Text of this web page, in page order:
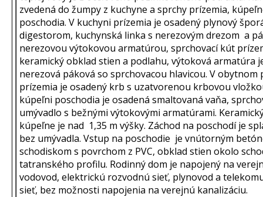
zvedená do žumpy z kuchyne a sprchy prízemia,
poschodia. V kuchyni prízemia je osadený plynový
digestorom, kuchynská linka s nerezovým drezom a
nerezovou výtokovou armatúrou, sprchovací kút
keramický obklad stien a podlahu, výtoková armatúra
nerezová páková so sprchovacou hlavicou. V obytnom
prízemia je osadený krb s uzatvorenou krbovou
kúpeľni poschodia je osadená smaltovaná vaňa,
umývadlo s bežnými výtokovými armatúrami.
kúpeľne je nad 1,35 m výšky. Záchod na poschodí je
bez umývadla. Vstup na poschodie je vnútorným
schodiskom s povrchom z PVC, obklad stien okolo
tatranského profilu. Rodinný dom je napojený na
vodovod, elektrickú rozvodnú sieť, plynovod a
sieť, bez možnosti napojenia na verejnú kanalizáciu.